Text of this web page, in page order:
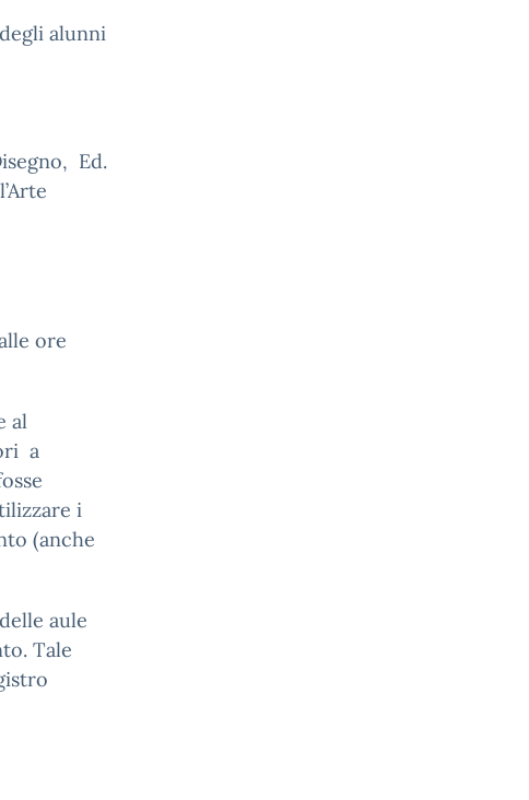
alunni
Ed.
ore
al
a
i
(anche
aule
Tale